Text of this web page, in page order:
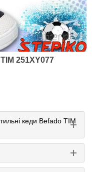
251XY077
кеди Befado TIM